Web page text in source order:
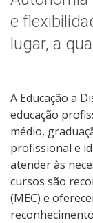
Especialização
Educação a
Processo
Resultados
e
lugar, a
A Educação a
educação
médio,
profissional e
atender às
cursos são
(MEC) e